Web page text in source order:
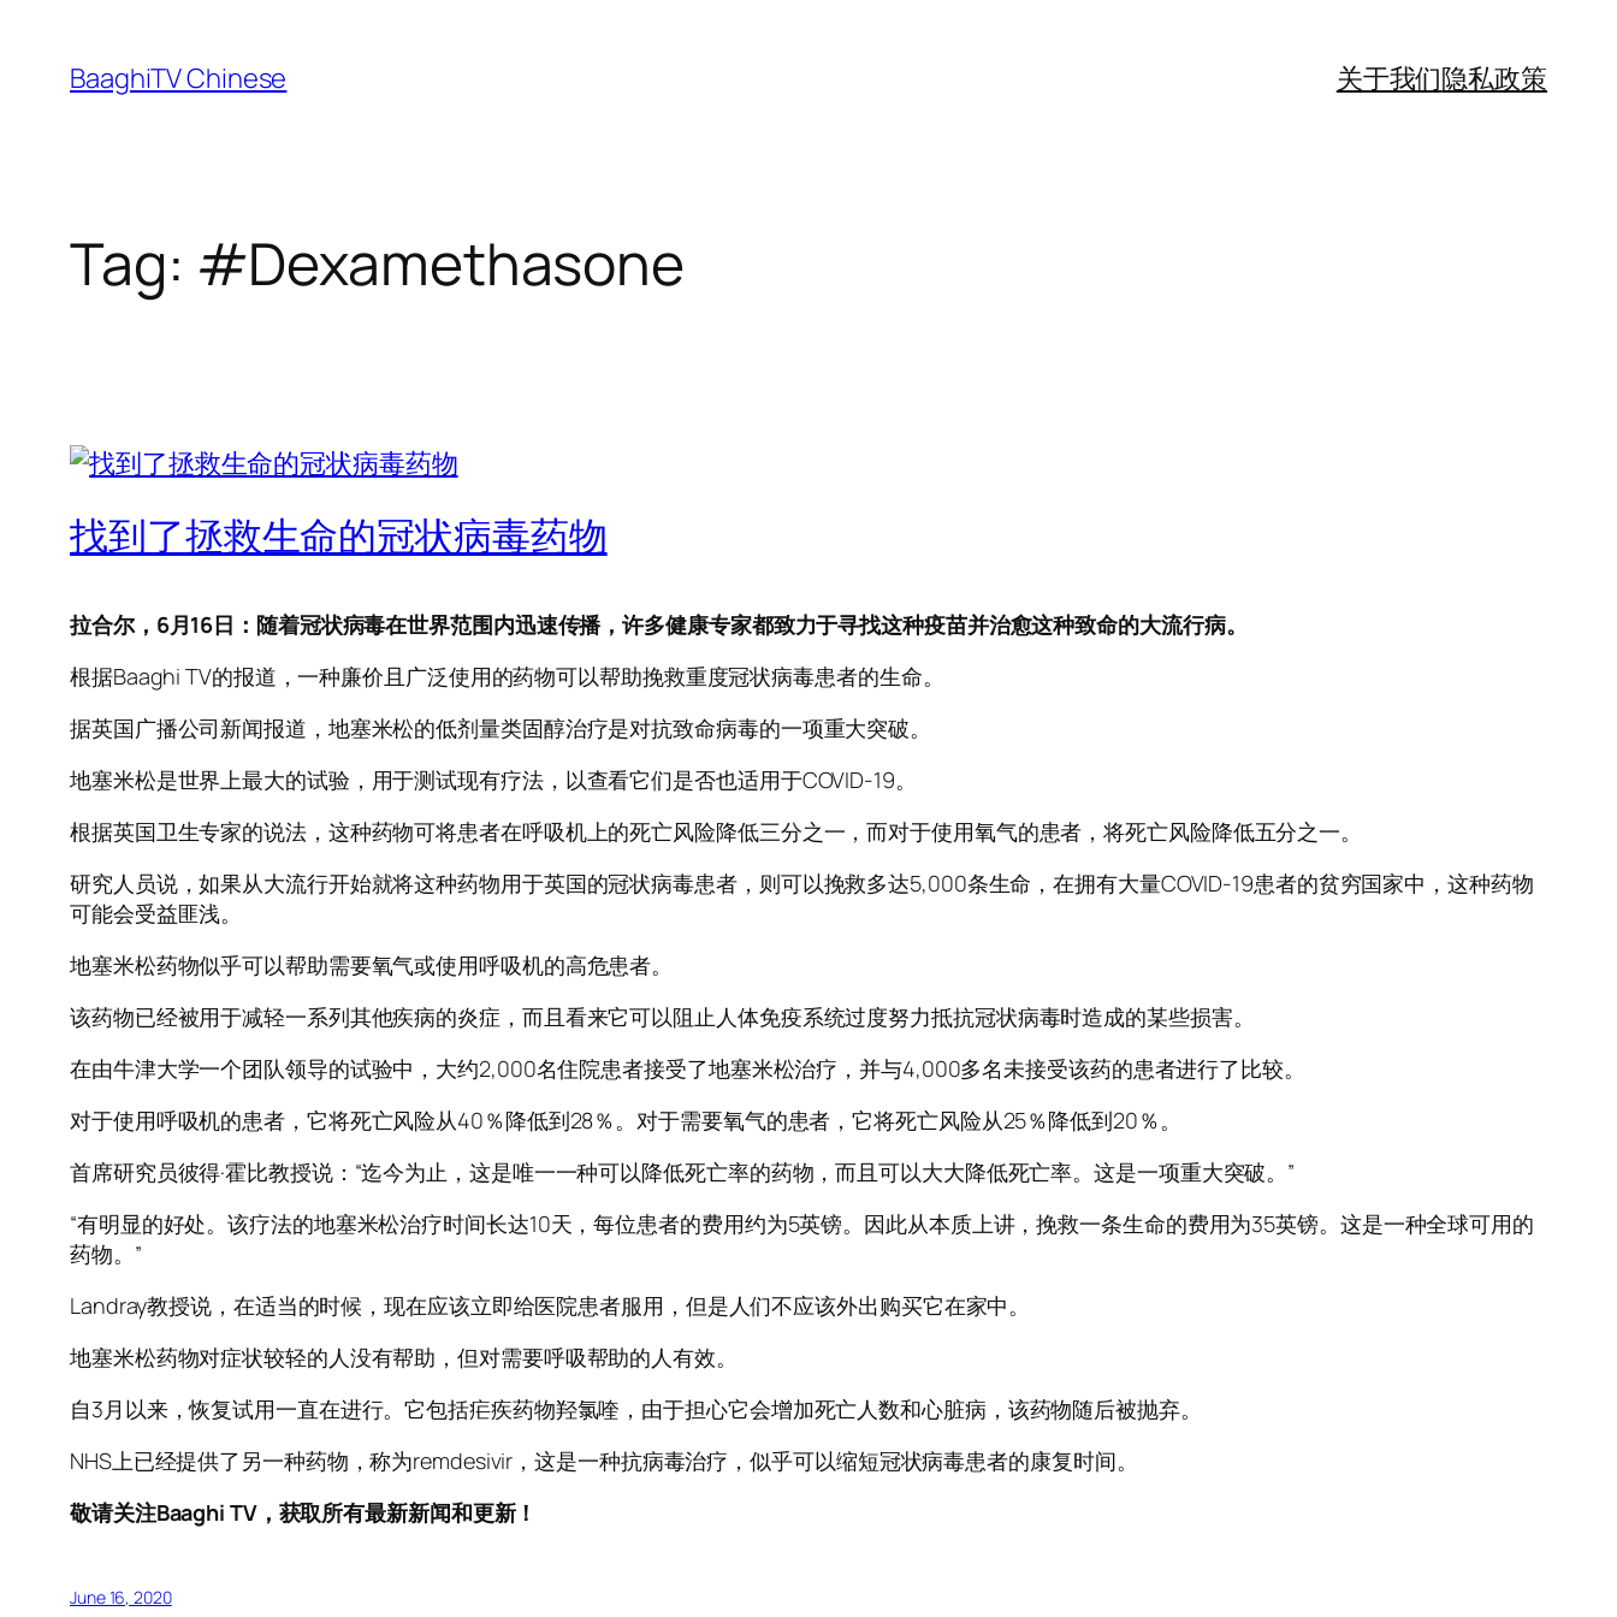
content
BaaghiTV Chinese 关于我们隐私政策
Tag: #Dexamethasone
找到了拯救生命的冠状病毒药物
拉合尔，6月16日：随着冠状病毒在世界范围内迅速传播，许多健康专家都致力于寻找这种疫苗并治愈这种致命的大流行病。
根据Baaghi TV的报道，一种廉价且广泛使用的药物可以帮助挽救重度冠状病毒患者的生命。
据英国广播公司新闻报道，地塞米松的低剂量类固醇治疗是对抗致命病毒的一项重大突破。
地塞米松是世界上最大的试验，用于测试现有疗法，以查看它们是否也适用于COVID-19。
根据英国卫生专家的说法，这种药物可将患者在呼吸机上的死亡风险降低三分之一，而对于使用氧气的患者，将死亡风险降低五分之一。
研究人员说，如果从大流行开始就将这种药物用于英国的冠状病毒患者，则可以挽救多达5,000条生命，在拥有大量COVID-19患者的贫穷国家中，这种药物
可能会受益匪浅。
地塞米松药物似乎可以帮助需要氧气或使用呼吸机的高危患者。
该药物已经被用于减轻一系列其他疾病的炎症，而且看来它可以阻止人体免疫系统过度努力抵抗冠状病毒时造成的某些损害。
在由牛津大学一个团队领导的试验中，大约2,000名住院患者接受了地塞米松治疗，并与4,000多名未接受该药的患者进行了比较。
对于使用呼吸机的患者，它将死亡风险从40％降低到28％。对于需要氧气的患者，它将死亡风险从25％降低到20％。
首席研究员彼得·霍比教授说：“迄今为止，这是唯一一种可以降低死亡率的药物，而且可以大大降低死亡率。这是一项重大突破。”
“有明显的好处。该疗法的地塞米松治疗时间长达10天，每位患者的费用约为5英镑。因此从本质上讲，挽救一条生命的费用为35英镑。这是一种全球可用的
药物。”
Landray教授说，在适当的时候，现在应该立即给医院患者服用，但是人们不应该外出购买它在家中。
地塞米松药物对症状较轻的人没有帮助，但对需要呼吸帮助的人有效。
自3月以来，恢复试用一直在进行。它包括疟疾药物羟氯喹，由于担心它会增加死亡人数和心脏病，该药物随后被抛弃。
NHS上已经提供了另一种药物，称为remdesivir，这是一种抗病毒治疗，似乎可以缩短冠状病毒患者的康复时间。
敬请关注Baaghi TV，获取所有最新新闻和更新！
June 16, 2020